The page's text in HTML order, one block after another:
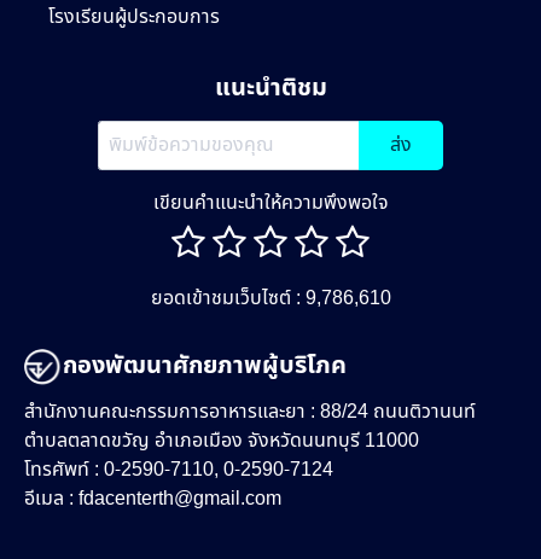
โรงเรียนผู้ประกอบการ
แนะนำติชม
ส่ง
เขียนคำแนะนำให้ความพึงพอใจ
ยอดเข้าชมเว็บไซต์ : 9,786,610
กองพัฒนาศักยภาพผู้บริโภค
สำนักงานคณะกรรมการอาหารและยา : 88/24 ถนนติวานนท์
ตำบลตลาดขวัญ อำเภอเมือง จังหวัดนนทบุรี 11000
โทรศัพท์ : 0-2590-7110, 0-2590-7124
อีเมล : fdacenterth@gmail.com